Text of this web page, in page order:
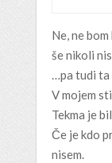
Ne, ne
še nikoli
…pa tudi ta
V mojem
Tekma je
Če je kdo
nisem.